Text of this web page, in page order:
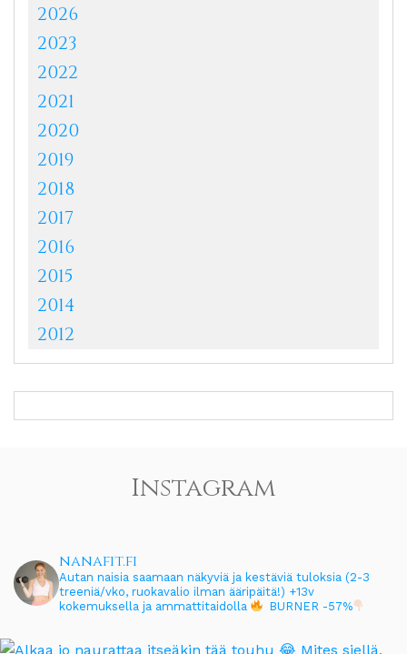
2026
2023
2022
2021
2020
2019
2018
2017
2016
2015
2014
2012
Instagram
nanafit.fi
Autan naisia saamaan näkyviä ja kestäviä tuloksia (2-3
treeniä/vko, ruokavalio ilman ääripäitä!) +13v
kokemuksella ja ammattitaidolla
BURNER -57%